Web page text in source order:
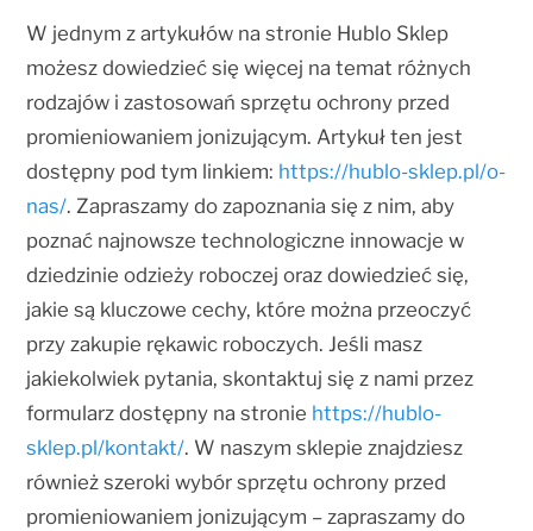
W jednym z artykułów na stronie Hublo Sklep
możesz dowiedzieć się więcej na temat różnych
rodzajów i zastosowań sprzętu ochrony przed
promieniowaniem jonizującym. Artykuł ten jest
dostępny pod tym linkiem: https://hublo-sklep.pl/o-
nas/. Zapraszamy do zapoznania się z nim, aby
poznać najnowsze technologiczne innowacje w
dziedzinie odzieży roboczej oraz dowiedzieć się,
jakie są kluczowe cechy, które można przeoczyć
przy zakupie rękawic roboczych. Jeśli masz
jakiekolwiek pytania, skontaktuj się z nami przez
formularz dostępny na stronie https://hublo-
sklep.pl/kontakt/. W naszym sklepie znajdziesz
również szeroki wybór sprzętu ochrony przed
promieniowaniem jonizującym – zapraszamy do